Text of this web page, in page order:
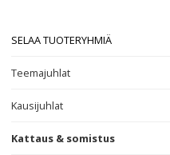
SELAA TUOTERYHMIÄ
Teemajuhlat
Kausijuhlat
Kattaus & somistus